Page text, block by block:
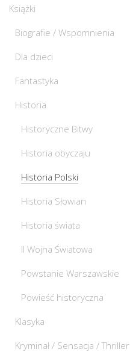
Książki
Biografie / Wspomnienia
Dla dzieci
Fantastyka
Historia
Historyczne Bitwy
Historia obyczaju
Historia Polski
Historia Słowian
Historia świata
II Wojna Światowa
Powstanie Warszawskie
Powieść historyczna
Klasyka
Kryminał / Sensacja / Thriller